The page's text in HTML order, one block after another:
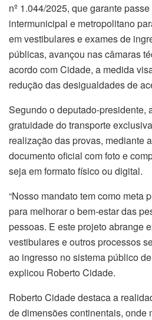
nº 1.044/2025, que garante
intermunicipal e metropolitano
em vestibulares e exames de
públicas, avançou nas câmaras
acordo com Cidade, a medida
redução das desigualdades de
Segundo o deputado-presidente,
gratuidade do transporte
realização das provas, mediante
documento oficial com foto e
seja em formato físico ou digital.
“Nosso mandato tem como meta
para melhorar o bem-estar das
pessoas. E este projeto abrange
vestibulares e outros processos
ao ingresso no sistema público
explicou Roberto Cidade.
Roberto Cidade destaca a
de dimensões continentais, onde